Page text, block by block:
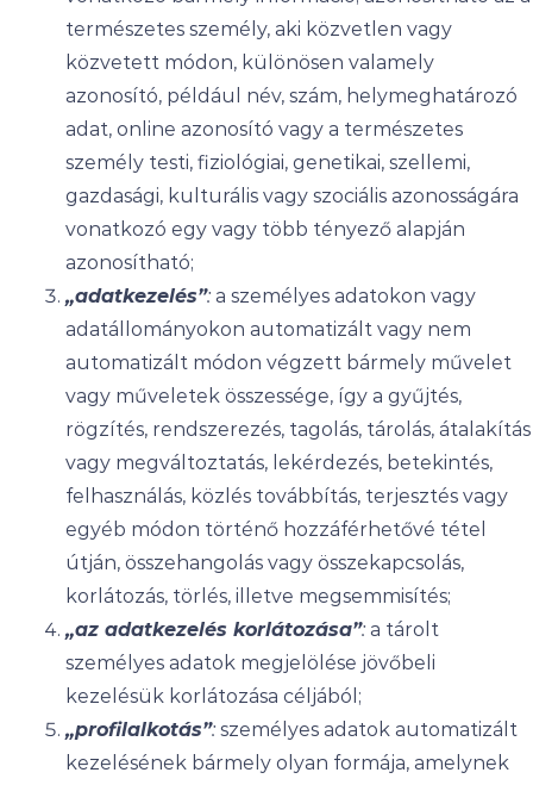
természetes személy, aki közvetlen vagy
közvetett módon, különösen valamely
azonosító, például név, szám, helymeghatározó
adat, online azonosító vagy a természetes
személy testi, fiziológiai, genetikai, szellemi,
gazdasági, kulturális vagy szociális azonosságára
vonatkozó egy vagy több tényező alapján
azonosítható;
„adatkezelés”:a személyes adatokon vagy
adatállományokon automatizált vagy nem
automatizált módon végzett bármely művelet
vagy műveletek összessége, így a gyűjtés,
rögzítés, rendszerezés, tagolás, tárolás, átalakítás
vagy megváltoztatás, lekérdezés, betekintés,
felhasználás, közlés továbbítás, terjesztés vagy
egyéb módon történő hozzáférhetővé tétel
útján, összehangolás vagy összekapcsolás,
korlátozás, törlés, illetve megsemmisítés;
„az adatkezelés korlátozása”:a tárolt
személyes adatok megjelölése jövőbeli
kezelésük korlátozása céljából;
„profilalkotás”:személyes adatok automatizált
kezelésének bármely olyan formája, amelynek